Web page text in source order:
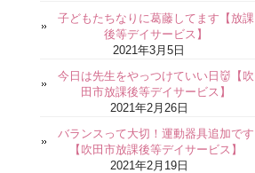
子どもたちなりに葛藤してます【放課
後等デイサービス】
2021年3月5日
今日は先生をやっつけていい日👹【吹
田市放課後等デイサービス】
2021年2月26日
バランスって大切！運動器具追加です
【吹田市放課後等デイサービス】
2021年2月19日